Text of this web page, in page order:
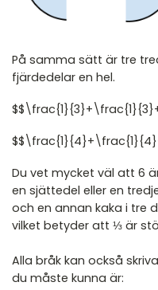
På samma sätt är tre
fjärdedelar en hel.
Du vet mycket väl att 6
en sjättedel eller en
och en annan kaka i tre
vilket betyder att ⅓ är
Alla bråk kan också
du måste kunna är: